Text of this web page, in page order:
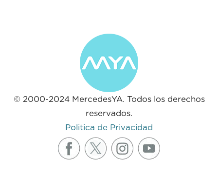
© 2000-2024 MercedesYA. Todos los derechos
reservados.
Politica de Privacidad